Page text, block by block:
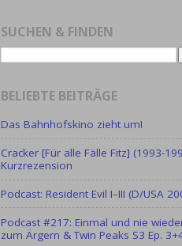
SUCHEN & FINDEN
BELIEBTE BEITRÄGE
Das Bahnhofskino zieht um!
Cracker [Für alle Fälle Fitz] (1993-
Kurzrezension
Podcast: Resident Evil I–III (D/USA
Podcast #217: Einmal und nie
zum Ärgern & Twin Peaks S3 Ep.